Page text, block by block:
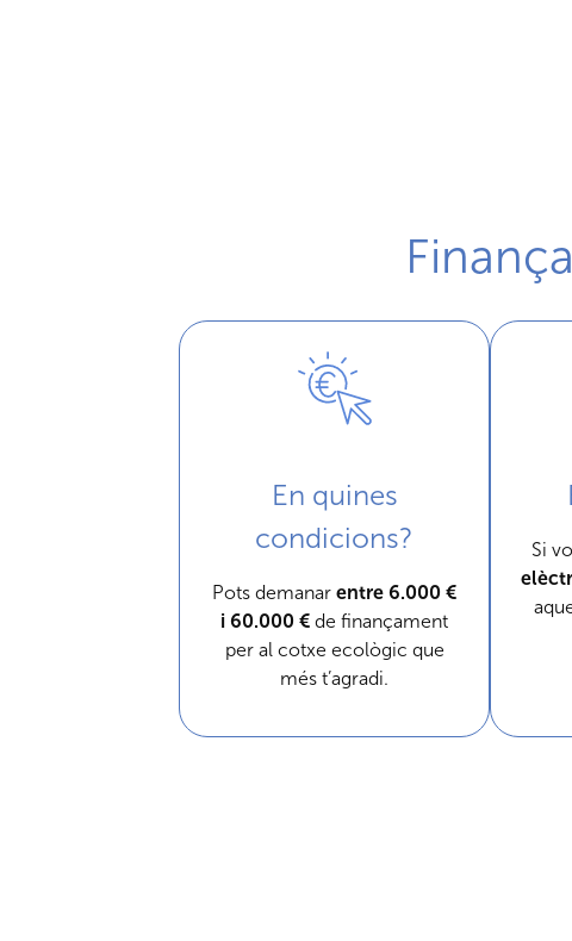
En quines
condicions?
Pots demanar entre 6.000 €
i 60.000 € de finançament
per al cotxe ecològic que
més t’agradi.
Si